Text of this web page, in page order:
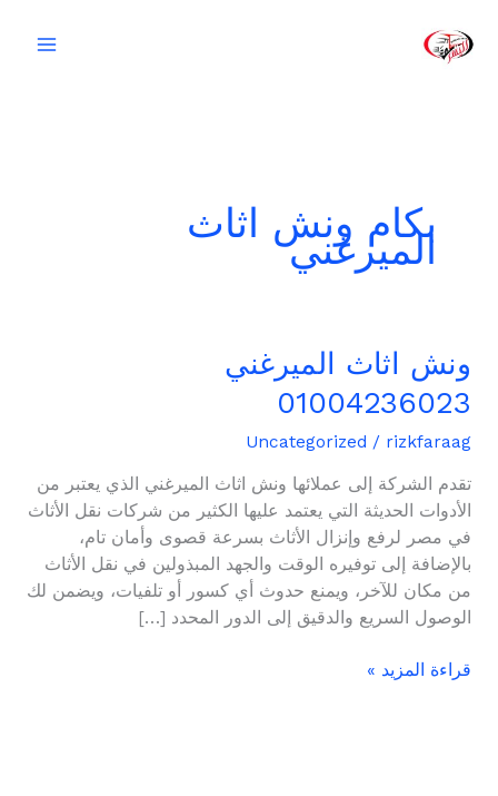
المحتوى
بكام ونش اثاث
الميرغني
ونش اثاث الميرغني
01004236023
Uncategorized / rizkfaraag
تقدم الشركة إلى عملائها ونش اثاث الميرغني الذي يعتبر من
الأدوات الحديثة التي يعتمد عليها الكثير من شركات نقل الأثاث
في مصر لرفع وإنزال الأثاث بسرعة قصوى وأمان تام،
بالإضافة إلى توفيره الوقت والجهد المبذولين في نقل الأثاث
من مكان للآخر، ويمنع حدوث أي كسور أو تلفيات، ويضمن لك
الوصول السريع والدقيق إلى الدور المحدد […]
ونش
اثاث
الميرغني
01004236023
قراءة المزيد »